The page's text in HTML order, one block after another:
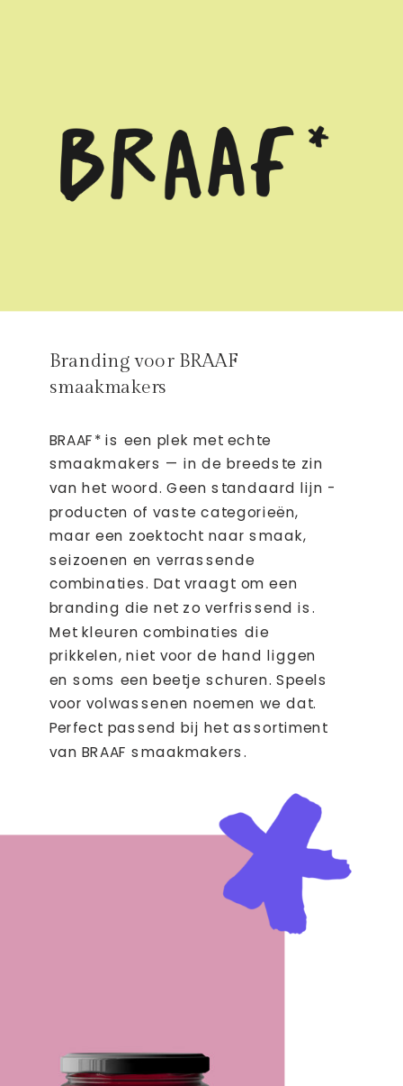
BRAAF* is een plek met echte
smaakmakers — in de breedste zin
van het woord. Geen standaard lijn ­
producten of vaste categorieën,
maar een zoektocht naar smaak,
seizoenen en ­verrassende
combinaties. Dat vraagt om een
branding die net zo verfrissend is.
Met kleuren combinaties die
prikkelen, niet voor de hand liggen
en soms een beetje schuren. Speels
voor volwassenen noemen we dat.
Perfect passend bij het assortiment
van BRAAF smaakmakers.
Branding voor BRAAF
smaakmakers